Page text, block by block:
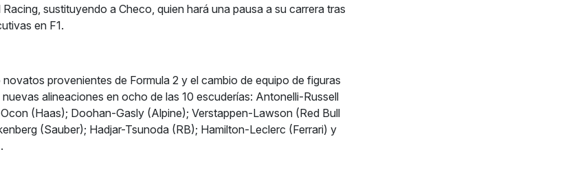
Racing, sustituyendo a Checo, quien hará una pausa a su carrera tras
en F1.
provenientes de Formula 2 y el cambio de equipo de figuras
alineaciones en ocho de las 10 escuderías: Antonelli-Russell
(Haas); Doohan-Gasly (Alpine); Verstappen-Lawson (Red Bull
(Sauber); Hadjar-Tsunoda (RB); Hamilton-Leclerc (Ferrari) y